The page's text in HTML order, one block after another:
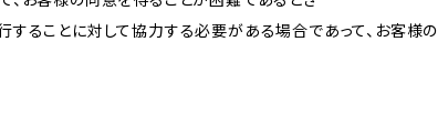
ることに対して協力する必要がある場合であって、お客様の